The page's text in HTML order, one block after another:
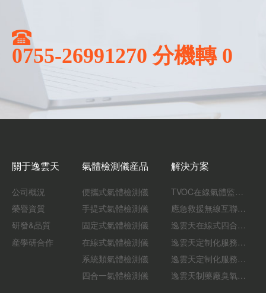
0755-26991270 分機轉 0
關于逸雲天
公司概況
榮譽資質
研發&品質
産學研合作
氣體檢測儀産品
便攜式氣體檢測儀
手提式氣體檢測儀
固定式氣體檢測儀
在線式氣體檢測儀
系統類氣體檢測儀
四合一氣體檢測儀
解決方案
TVOC在線氣體監測儀解決方案
應急救援無線互聯預警系統（區域監測系統）技術方案
逸雲天在線式四合一氣體檢測儀：促進隧道内數據即時傳輸，打造互聯新态勢
逸雲天定制化服務：開啓氟化工氣體檢測新紀元
逸雲天定制化服務：制藥廠廢氣檢測方案
逸雲天制藥廠臭氧消毒監測解決方案：确保消毒效果，實現數據即時打印